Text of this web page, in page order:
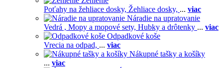
Poťahy na žehliace dosky, Žehliace dosky, ... viac
Náradie na upratovanie
Vedrá , Mopy a mopové sety, Hubky a drôtenky ... viac
Odpadkové koše
Vrecia na odpad, ... viac
Nákupné tašky a košíky
... viac